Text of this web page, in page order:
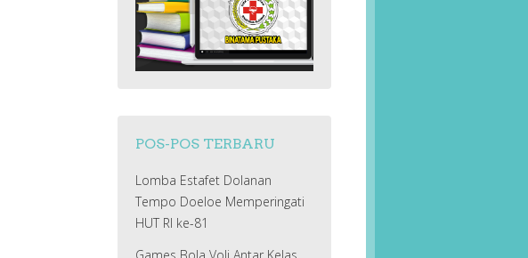
POS-POS TERBARU
Lomba Estafet Dolanan
Tempo Doeloe Memperingati
HUT RI ke-81